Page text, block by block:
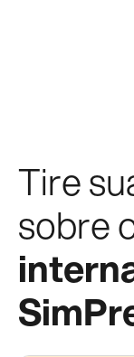
Tire
sobre